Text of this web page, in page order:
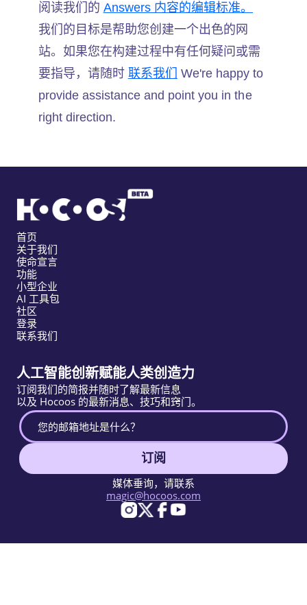
阅读我们的 Answers 内容的编辑标准。
我们的目标是帮助您创建一个出色的网
站。如果您在构建过程中有任何疑问或需
要指导，请随时 联系我们
We're happy to
provide assistance and point you in the
right direction.
首页
关于我们
使命宣言
功能
小型企业
AI 工具包
社区
登录
联系我们
人工智能创新赋能人类创造力
订阅我们的简报并随时了解最新信息
以及 Hocoos 的最新消息、技巧和窍门。
订阅
媒体垂询，请联系
magic@hocoos.com